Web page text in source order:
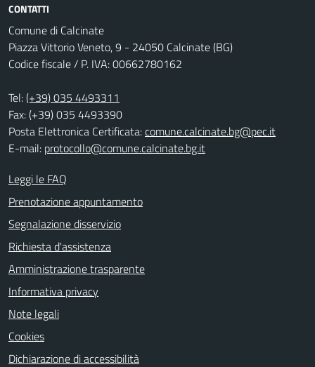
CONTATTI
Comune di Calcinate
Piazza Vittorio Veneto, 9 - 24050 Calcinate (BG)
Codice fiscale / P. IVA: 00662780162
Tel:(+39) 035 4493311
Fax: (+39) 035 4493390
Posta Elettronica Certificata:comune.calcinate.bg@pec.it
E-mail: protocollo@comune.calcinate.bg.it
Leggi le FAQ
Prenotazione appuntamento
Segnalazione disservizio
Richiesta d'assistenza
Amministrazione trasparente
Informativa privacy
Note legali
Cookies
Dichiarazione di accessibilità